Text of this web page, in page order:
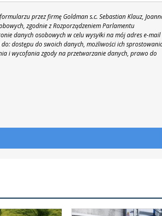
przez firmę Goldman s.c. Sebastian Klauz,
zgodnie z Rozporządzeniem Parlamentu
danych osobowych w celu wysyłki na mój adres e-mail
dostępu do swoich danych, możliwości ich
i wycofania zgody na przetwarzanie danych, prawo do